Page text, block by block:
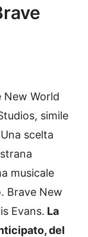
New World
simile
scelta
musicale
Brave New
Evans. La
del